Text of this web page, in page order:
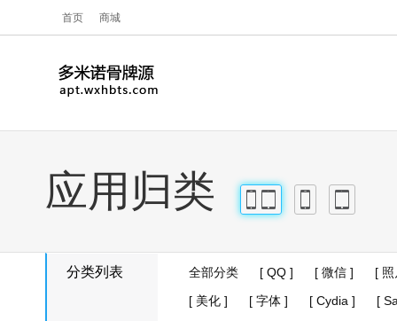
首页 商城
应用归类
分类列表 全部分类 [ QQ ] [ 微信 ]
[
[ 美化 ]
[ 字体 ] [ Cydia ]
[